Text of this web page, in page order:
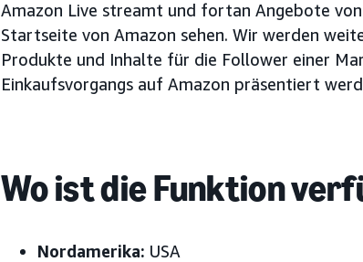
Amazon Live streamt und fortan Angebote
Startseite von Amazon sehen. Wir werden
Produkte und Inhalte für die Follower einer
Einkaufsvorgangs auf Amazon präsentiert
Wo ist die Funktion
Nordamerika: USA